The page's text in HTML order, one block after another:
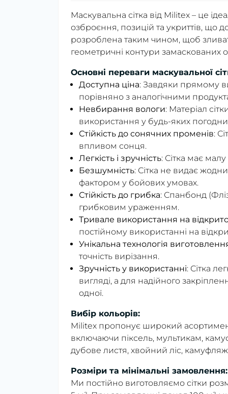
Маскувальна сітка від Militex – це
озброєння, позицій та укриттів, що
розроблена таким чином, щоб
геометричні контури замаскованих
Основні переваги маскувальної
Доступна ціна: Завдяки прямому
порівняно з аналогічними
Невбирання вологи: Матеріал
використання у будь-яких
Стійкість до сонячних променів:
впливом сонця.
Легкість і зручність: Сітка має
Безшумність: Сітка не видає
фактором у бойових умовах.
Стійкість до грибка: Спанбонд
грибковим ураженням.
Тривале використання на
постійному використанні на
Унікальна технологія
точність вирізання.
Зручність у використанні: Сітка
вигляді, а для надійного
одної.
Вибір кольорів:
Militex пропонує широкий
включаючи піксель, мультикам,
дубове листя, хвойний ліс,
Розміри та мінімальні замовлення:
Ми постійно виготовляємо сітки